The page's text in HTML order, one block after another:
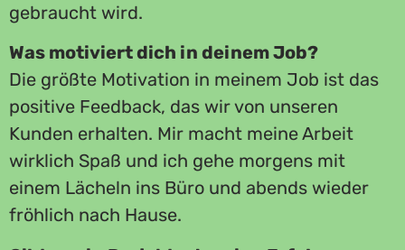
gebraucht wird.
Was motiviert dich in deinem Job?
Die größte Motivation in meinem Job ist das
positive Feedback, das wir von unseren
Kunden erhalten. Mir macht meine Arbeit
wirklich Spaß und ich gehe morgens mit
einem Lächeln ins Büro und abends wieder
fröhlich nach Hause.